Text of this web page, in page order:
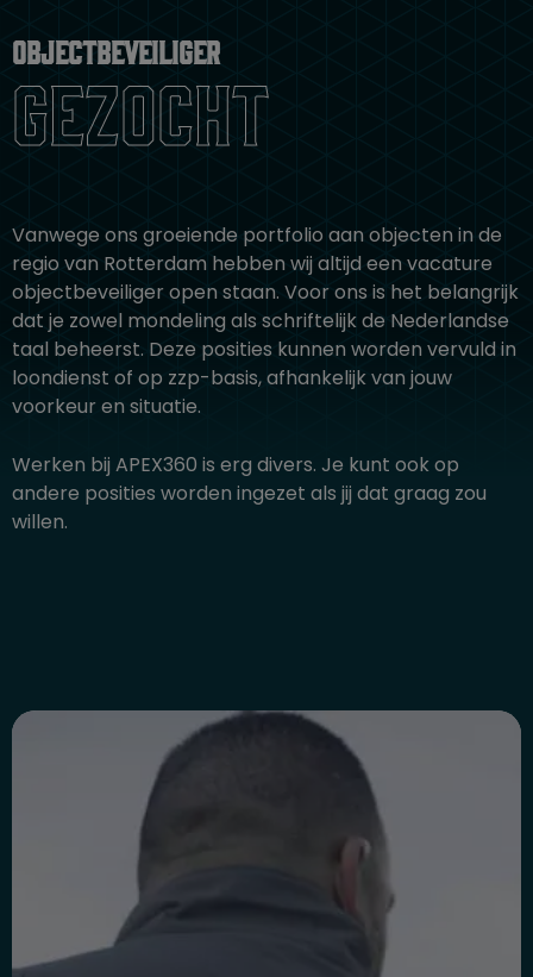
Objectbeveiliger
gezocht
Vanwege ons groeiende portfolio aan objecten in de
regio van Rotterdam hebben wij altijd een vacature
objectbeveiliger open staan. Voor ons is het belangrijk
dat je zowel mondeling als schriftelijk de Nederlandse
taal beheerst. Deze posities kunnen worden vervuld in
loondienst of op zzp-basis, afhankelijk van jouw
voorkeur en situatie.
Werken bij APEX360 is erg divers. Je kunt ook op
andere posities worden ingezet als jij dat graag zou
willen.